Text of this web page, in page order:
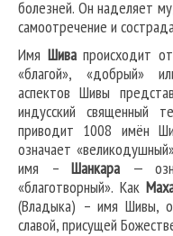
болезней. Он наделяет
самоотречение и
Имя Шивапроисходит от
«благой», «добрый»
аспектов Шивы
индусский священный
приводит 1008 имён
означает
имя –Шанкара —
«благотворный». Как
(Владыка) – имя Шивы,
славой, присущей